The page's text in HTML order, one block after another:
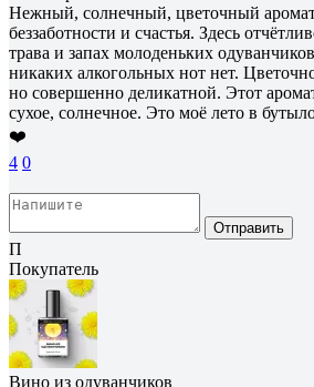
Нежный, солнечный, цветочный
беззаботности и счастья. Здесь
трава и запах молоденьких
никаких алкогольных нот нет.
но совершенно деликатной. Этот
сухое, солнечное. Это моё лето в
❤️
4 0
Отправить
П
Покупатель
Вино из одуванчиков